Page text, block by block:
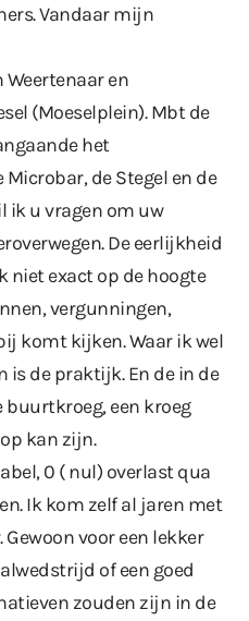
Vandaar mijn
Weertenaar en
(Moeselplein). Mbt de
het
de Stegel en de
ik u vragen om uw
De eerlijkheid
niet exact op de hoogte
vergunningen,
komt kijken. Waar ik wel
is de praktijk. En de in de
een kroeg
kan zijn.
0 ( nul) overlast qua
Ik kom zelf al jaren met
voor een lekker
of een goed
zouden zijn in de